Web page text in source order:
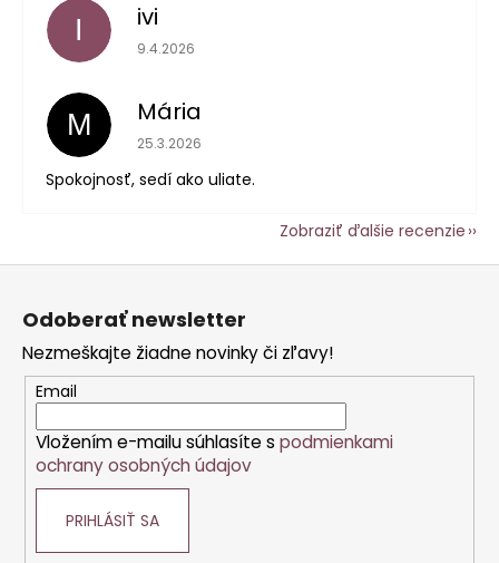
I ivi
Hodnotenie obchodu je 5 z 5 hviezdičiek.
9.4.2026
M Mária
Hodnotenie obchodu je 5 z 5 hviezdičiek.
25.3.2026
Spokojnosť, sedí ako uliate.
Zobraziť ďalšie recenzie
Z
Odoberať newsletter
Nezmeškajte žiadne novinky či zľavy!
Email
Vložením e-mailu súhlasíte s podmienkami
ochrany osobných údajov
PRIHLÁSIŤ SA